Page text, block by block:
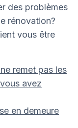
des problèmes
rénovation?
vous être
remet pas les
avez
en demeure